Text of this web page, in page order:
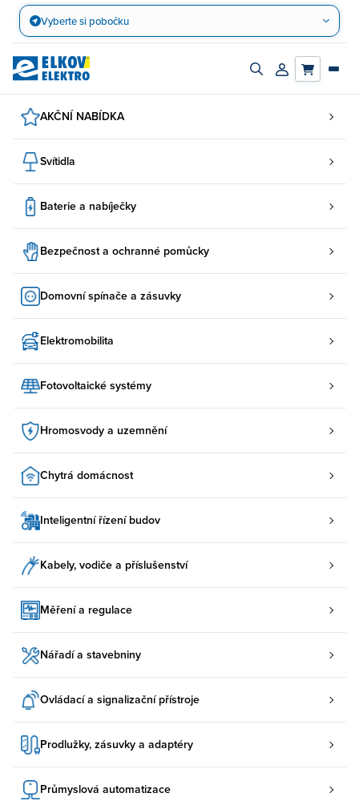
Přejít
obsah
Vyberte si pobočku
Zapnout/vypnout
Přihlásit/
AKČNÍ NABÍDKA
Svítidla
Baterie a nabíječky
Bezpečnost a ochranné pomůcky
Domovní spínače a zásuvky
Elektromobilita
Fotovoltaické systémy
Hromosvody a uzemnění
Chytrá domácnost
Inteligentní řízení budov
Kabely, vodiče a příslušenství
Měření a regulace
Nářadí a stavebniny
Ovládací a signalizační přístroje
Prodlužky, zásuvky a adaptéry
Průmyslová automatizace